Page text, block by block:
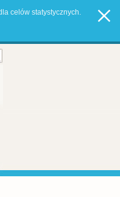
celów statystycznych.